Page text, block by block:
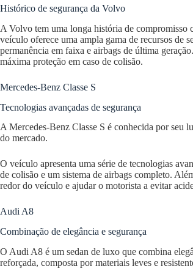
Histórico de segurança da Volvo
A Volvo tem uma longa história de compromisso
veículo oferece uma ampla gama de recursos de
permanência em faixa e airbags de última
máxima proteção em caso de colisão.
Mercedes-Benz Classe S
Tecnologias avançadas de segurança
A Mercedes-Benz Classe S é conhecida por seu
do mercado.
O veículo apresenta uma série de tecnologias
de colisão e um sistema de airbags completo.
redor do veículo e ajudar o motorista a evitar
Audi A8
Combinação de elegância e segurança
O Audi A8 é um sedan de luxo que combina
reforçada, composta por materiais leves e